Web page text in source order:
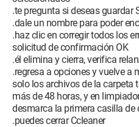
.te pregunta si deseas guardar
.dale un nombre para poder
.haz clic en corregir todos los
solicitud de confirmación OK
.él elimina y cierra, verifica
.regresa a opciones y vuelve a
solo los archivos de la carpeta
más de 48 horas, y en
desmarca la primera casilla
.puedes cerrar Ccleaner